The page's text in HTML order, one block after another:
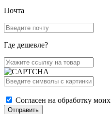
Почта
Где дешевле?
Согласен на обработку моих
Отправить